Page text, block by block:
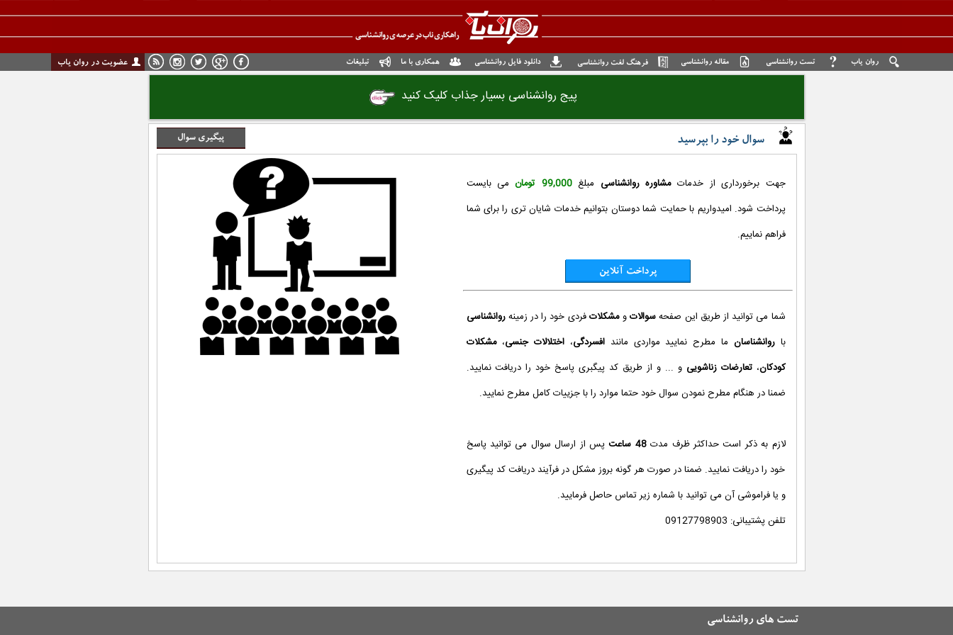
عضویت در روان یاب روان یاب تست روانشناسی مقاله روانشناسی فرهنگ لغت روانشناسی دانلود فایل روانشناسی همکاری با ما تبلیغات
پیج روانشناسی بسیار جذاب کلیک کنید
سوال خود را بپرسید پیگیری سوال
جهت برخورداری از خدماتمشاوره روانشناسی مبلغ99,000 تومان
می بایست
پرداخت شود. امیدواریم با حمایت شما دوستان بتوانیم خدمات شایان تری را برای شما
فراهم نماییم.
پرداخت آنلاین
شما می توانید از طریق این صفحهسوالاتومشکلاتفردی خود را در زمینهروانشناسی
باروانشناسان ما مطرح نمایید مواردی مانندافسردگی، اختلالات جنسی،مشکلات
کودکان،تعارضات زناشویی و ... و از طریق کد پیگبری پاسخ خود را دریافت نمایید.
ضمنا در هنگام مطرح نمودن سوال خود حتما موارد را با جزییات کامل مطرح نمایید.
لازم به ذکر است حداکثر ظرف مدت48 ساعت
پس از ارسال سوال می توانید پاسخ
خود را دریافت نمایید. ضمنا در صورت هر گونه بروز مشکل در فرآیند دریافت کد پیگیری
و یا فراموشی آن می توانید با شماره زیر تماس حاصل فرمایید.
تلفن پشتیبانی: 09127798903
تست های روانشناسی